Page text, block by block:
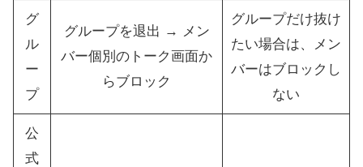
グ
ル
ー
プ
グループを退出 → メン
バー個別のトーク画面か
らブロック
グループだけ抜け
たい場合は、メン
バーはブロックし
ない
公
式